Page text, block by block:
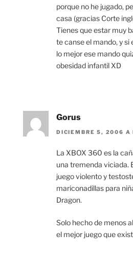
porque no he jugado,
casa (gracias Corte
Tienes que estar muy
te canse el mando, y si
lo mejor ese mando
obesidad infantil XD
Gorus
DICIEMBRE 5, 2006 A
La XBOX 360 es la
una tremenda viciada.
juego violento y
mariconadillas para
Dragon.
Solo hecho de menos
el mejor juego que